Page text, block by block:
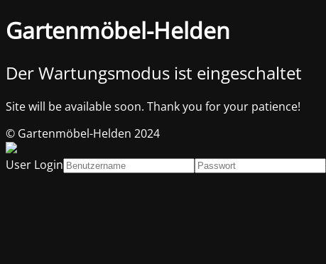
Gartenmöbel-Helden
Der Wartungsmodus ist eingeschaltet
Site will be available soon. Thank you for your patience!
© Gartenmöbel-Helden 2024
User Login